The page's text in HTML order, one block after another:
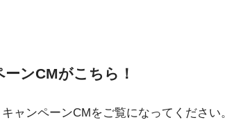
ンCMがこちら！
ャンペーンCMをご覧になってください。